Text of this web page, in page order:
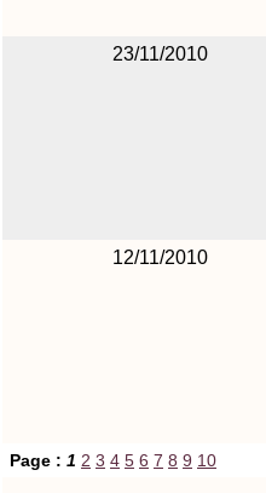
23/11/2010
12/11/2010
Page : 1 2 3 4 5 6 7 8 9 10